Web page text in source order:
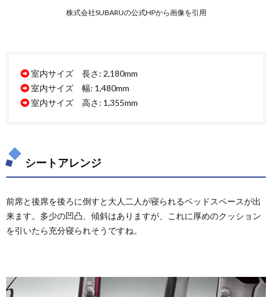
株式会社SUBARUの公式HPから画像を引用
室内サイズ 長さ: 2,180mm
室内サイズ 幅: 1,480mm
室内サイズ 高さ: 1,355mm
シートアレンジ
前席と後席を後ろに倒すと大人二人が寝られるベッドスペースが出
来ます。多少の凹凸、傾斜はありますが、これに厚めのクッション
を引いたら充分寝られそうですね。